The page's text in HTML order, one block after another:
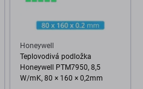
Honeywell
Teplovodivá podložka
Honeywell PTM7950, 8,5
W/mK, 80 × 160 × 0,2mm